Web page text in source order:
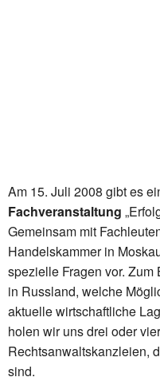
Am 15. Juli 2008 gibt es
Fachveranstaltung
Gemeinsam mit
Handelskammer in
spezielle Fragen vor.
in Russland, welche
aktuelle wirtschaftliche
holen wir uns drei oder
Rechtsanwaltskanzleien,
sind.